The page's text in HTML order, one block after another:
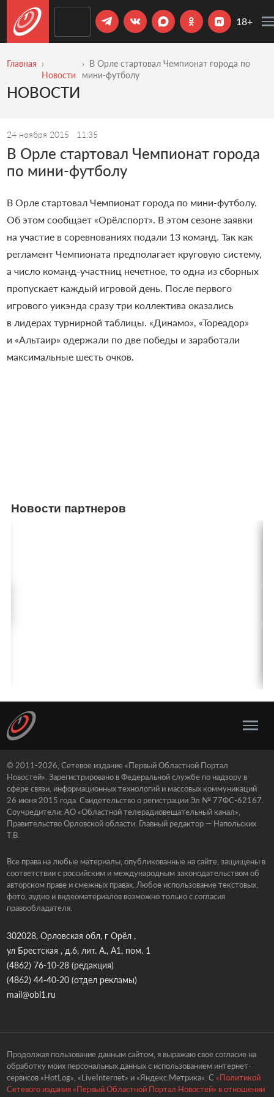
18+
Главная
Новости
В Орле стартовал Чемпионат города по
мини-футболу
НОВОСТИ
24 ноября 2015 11:35
В Орле стартовал Чемпионат города
по мини-футболу
В Орле стартовал Чемпионат города по мини-футболу.
Об этом сообщает «Орёлспорт». В этом сезоне заявки
на участие в соревнованиях подали 13 команд. Так как
регламент Чемпионата предполагает круговую систему,
а число команд-участниц нечетное, то одна из сборных
пропускает каждый игровой день. После первого
игрового уикэнда сразу три коллектива оказались
в лидерах турнирной таблицы. «Динамо», «Тореадор»
и «Альтаир» одержали по две победы и заработали
максимальные шесть очков.
Новости партнеров
© 2011-2026, Сетевое издание «Первый Областной Портал
Новостей». Зарегистрировано в Федеральной службе по надзору в
сфере связи, информационных технологий и массовых коммуникаций
26 июня 2015 года. Свидетельство о регистрации Эл № 77ФС-62167.
Соучредители: АО «Областной телерадиовещательный канал»,
Правительство Орловской области. Главный редактор — Напольских
Т.В.
Все права на любые материалы, опубликованные на сайте, защищены в
соответствии с российским и международным законодательством об
авторском праве и смежных правах. Любое использование текстовых,
фото, аудио и видеоматериалов возможно только с согласия
правообладателя.
302028, Орловская обл, г Орёл ,
ул Брестская , д.6, лит. А., А1, пом. 1
(4862) 76-10-28(редакция)
(4862) 44-40-20(отдел рекламы)
mail@obl1.ru
Продолжая пользование данным сайтом, я выражаю свое согласие на
обработку моих персональных данных с использованием интернет-
сервисов «HotLog», «LiveInternet» и «Яндекс.Метрика». С «Политикой
Сетевого издания «Первый Областной Портал Новостей» в отношении